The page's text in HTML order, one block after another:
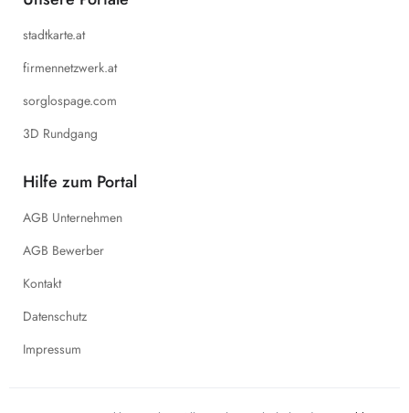
stadtkarte.at
firmennetzwerk.at
sorglospage.com
3D Rundgang
Hilfe zum Portal
AGB Unternehmen
AGB Bewerber
Kontakt
Datenschutz
Impressum